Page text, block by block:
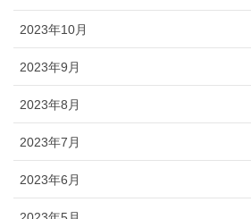
2023年10月
2023年9月
2023年8月
2023年7月
2023年6月